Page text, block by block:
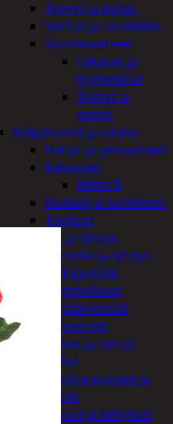
Tyynyt ja peitot
Verhot ja tarvikkeet
Vuodevaatteet
Lakanat ja
tyynynlinat
Tyynyt ja
peitot
Kylpyhuone ja sauna
Harjat ja pesuaineet
Kalusteet
Mittarit
Kiukaat ja tarvikkeet
Tuoksut
Kynttilät ja lyhdyt
Kynttilät ja lyhdyt
Led-kynttilät
Lyhtytelineet
Pöytäkynttilät
Sisustusesineet
Kalvot ja tarrat
Kellot
Koriste-esineet ja
kasvit
Taulut ja kehykset